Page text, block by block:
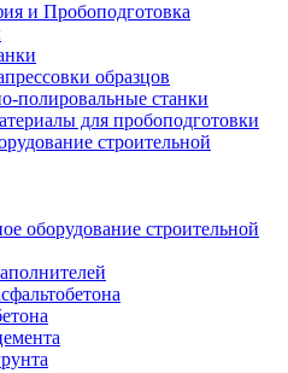
и Пробоподготовка
образцов
полировальные станки
для пробоподготовки
строительной
оборудование строительной